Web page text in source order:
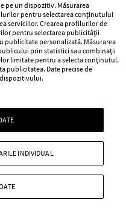
rapidă a
pe un dispozitiv. Măsurarea
pentru selectarea conținutului
serviciilor. Crearea profilurilor de
pentru selectarea publicității
publicitate personalizată. Măsurarea
prin statistici sau combinații
limitate pentru a selecta conținutul.
publicitatea. Date precise de
INDIVIDUAL